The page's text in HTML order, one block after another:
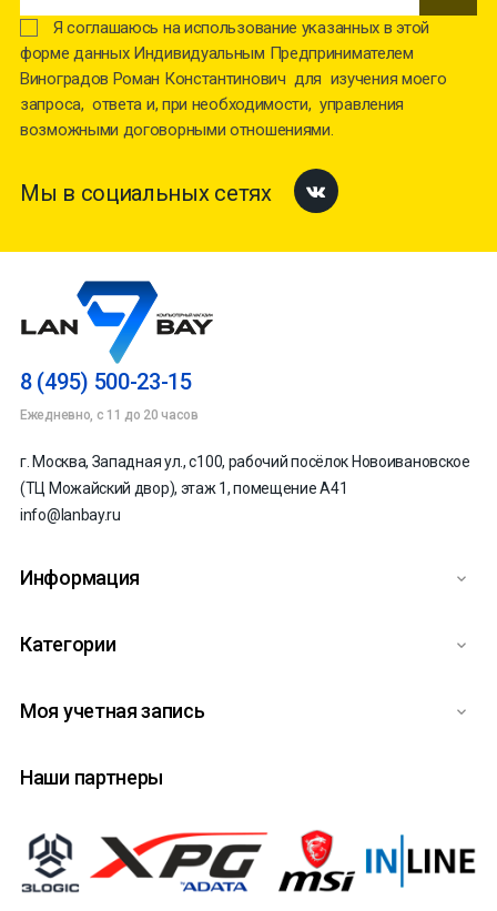
Я соглашаюсь на использование указанных в этой
форме данных Индивидуальным Предпринимателем
Виноградов Роман Константинович для изучения моего
запроса, ответа и, при необходимости, управления
возможными договорными отношениями.
Мы в социальных сетях Facebook
8 (495) 500-23-15
Ежедневно, с 11 до 20 часов
г. Москва, Западная ул., с100, рабочий посёлок Новоивановское
(ТЦ Можайский двор), этаж 1, помещение А41
info@lanbay.ru
Информация 
Категории 
Моя учетная запись 
Наши партнеры